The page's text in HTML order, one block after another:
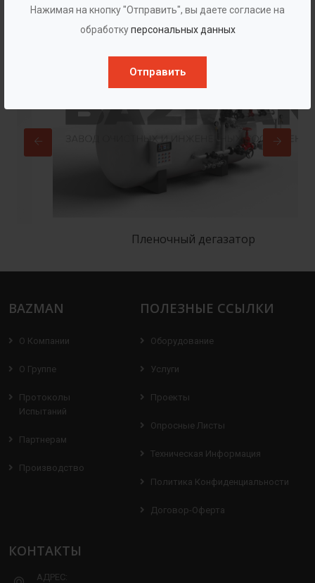
Нажимая на кнопку "Отправить", вы даете согласие на
обработкуперсональных данных
Отправить
Пленочный дегазатор
BAZMAN
О Компании
О Группе
Протоколы
Испытаний
Партнерам
Производство
ПОЛЕЗНЫЕ ССЫЛКИ
Оборудование
Услуги
Проекты
Опросные Листы
Техническая Информация
Политика Конфиденциальности
Договор-Оферта
КОНТАКТЫ
АДРЕС: